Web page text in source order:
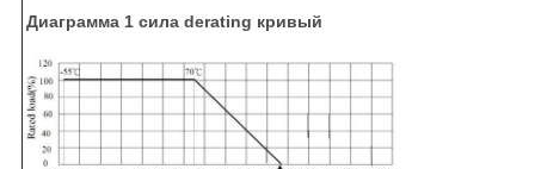
Диаграмма 1 сила derating кривый